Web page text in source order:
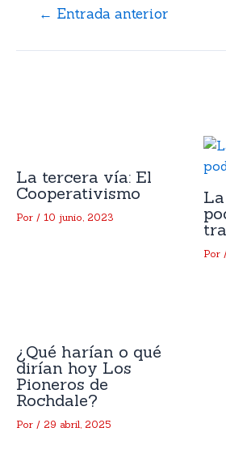
← Entrada anterior
La tercera vía: El
Cooperativismo
Por / 10 junio, 2023
Por
¿Qué harían o qué
dirían hoy Los
Pioneros de
Rochdale?
Por / 29 abril, 2025